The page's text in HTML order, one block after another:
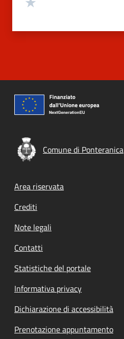
Comune di Ponteranica
Footer menu
Area riservata
Crediti
Note legali
Contatti
Statistiche del portale
Informativa privacy
Dichiarazione di accessibilità
Prenotazione appuntamento